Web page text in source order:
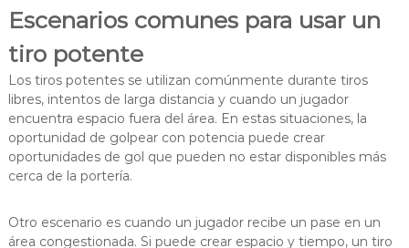
Escenarios comunes para usar un
tiro potente
Los tiros potentes se utilizan comúnmente durante tiros
libres, intentos de larga distancia y cuando un jugador
encuentra espacio fuera del área. En estas situaciones, la
oportunidad de golpear con potencia puede crear
oportunidades de gol que pueden no estar disponibles más
cerca de la portería.
Otro escenario es cuando un jugador recibe un pase en un
área congestionada. Si puede crear espacio y tiempo, un tiro